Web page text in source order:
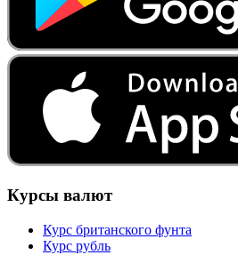
Курсы валют
Курс британского фунта
Курс рубль